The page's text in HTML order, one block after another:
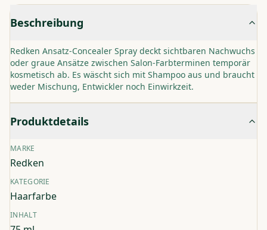
Beschreibung
Redken Ansatz-Concealer Spray deckt sichtbaren Nachwuchs
oder graue Ansätze zwischen Salon-Farbterminen temporär
kosmetisch ab. Es wäscht sich mit Shampoo aus und braucht
weder Mischung, Entwickler noch Einwirkzeit.
Produktdetails
MARKE
Redken
KATEGORIE
Haarfarbe
INHALT